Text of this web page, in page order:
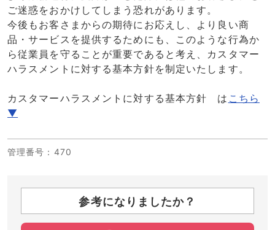
ご迷惑をおかけしてしまう恐れがあります。
今後もお客さまからの期待にお応えし、より良い商
品・サービスを提供するためにも、このような行為か
ら従業員を守ることが重要であると考え、カスタマー
ハラスメントに対する基本方針を制定いたします。
カスタマーハラスメントに対する基本方針 は こちら
▼
管理番号 ：470
参考になりましたか？